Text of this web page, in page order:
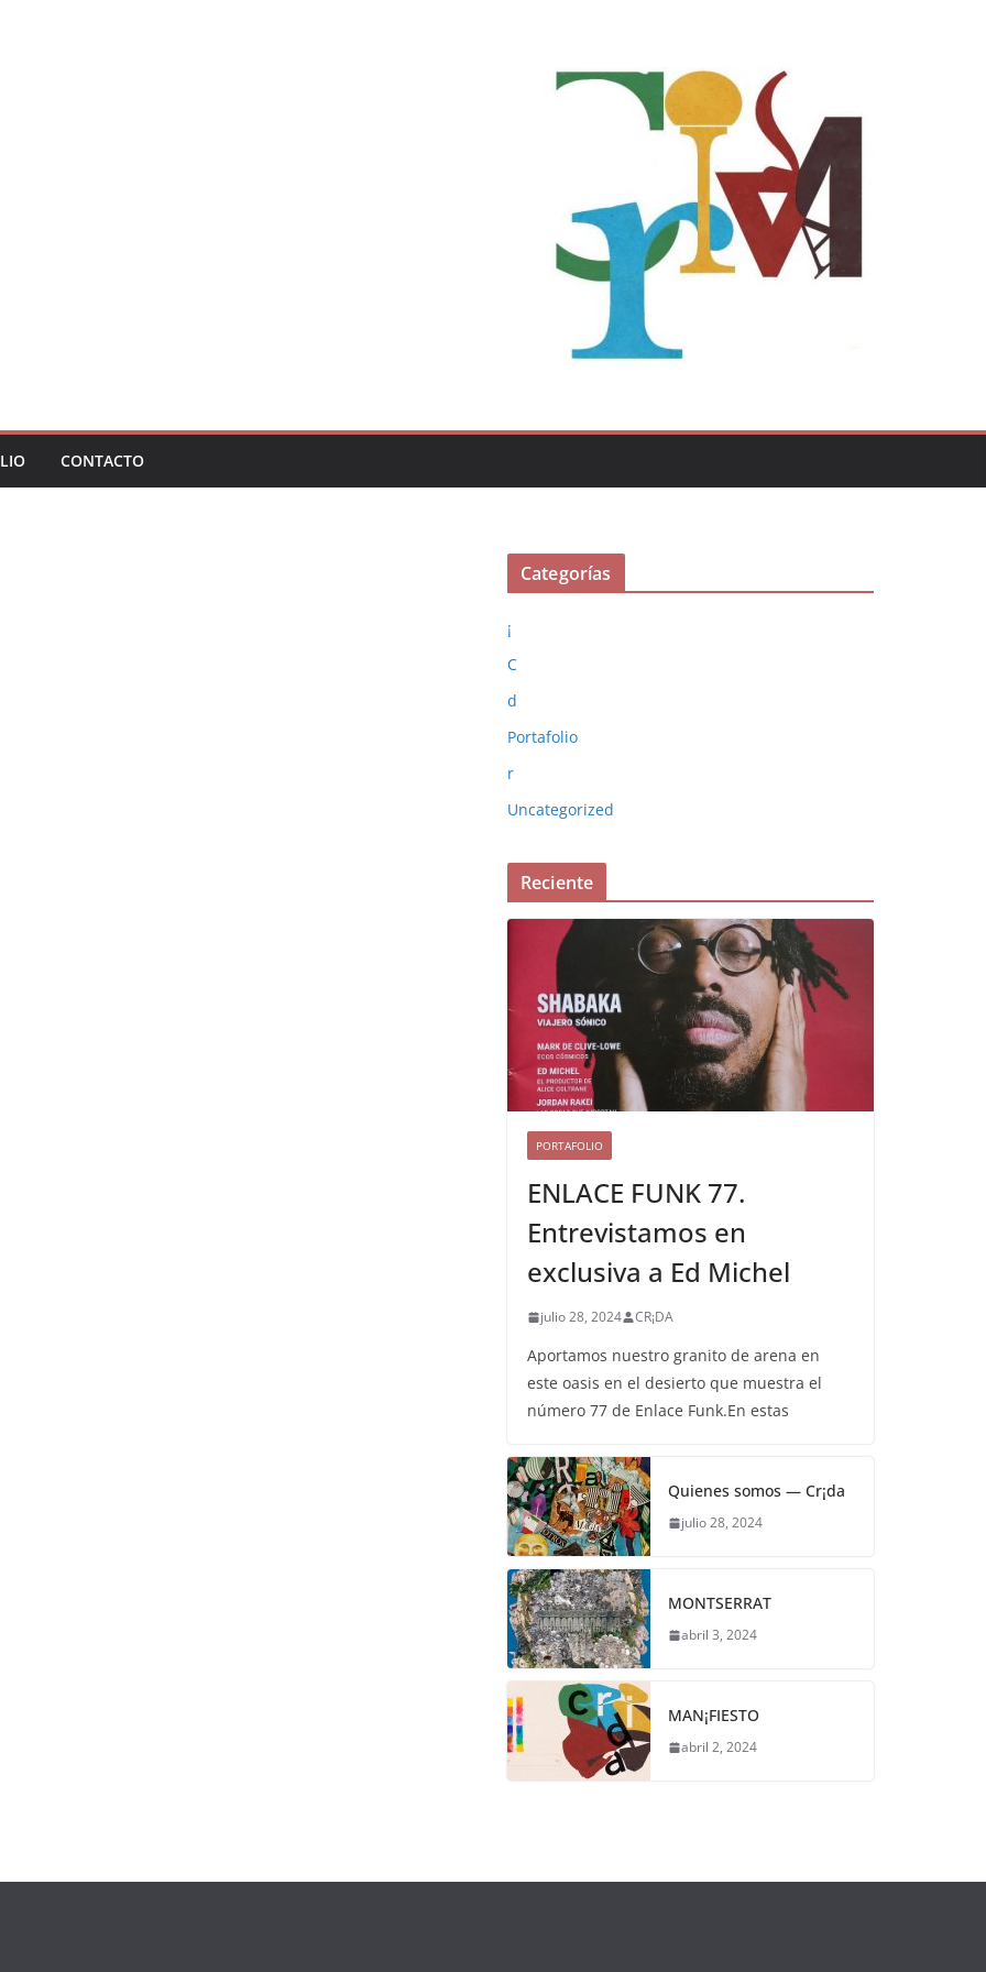
CONTACTO
Categorías
¡
C
d
Portafolio
r
Uncategorized
Reciente
PORTAFOLIO
ENLACE FUNK 77.
Entrevistamos en
exclusiva a Ed Michel
julio 28, 2024 CR¡DA
Aportamos nuestro granito de arena en
este oasis en el desierto que muestra el
número 77 de Enlace Funk.En estas
Quienes somos — Cr¡da
julio 28, 2024
MONTSERRAT
abril 3, 2024
MAN¡FIESTO
abril 2, 2024